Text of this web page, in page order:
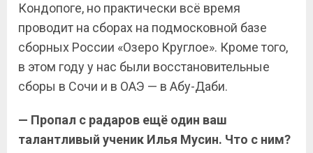
Кондопоге, но практически всё время
проводит на сборах на подмосковной базе
сборных России «Озеро Круглое». Кроме того,
в этом году у нас были восстановительные
сборы в Сочи и в ОАЭ — в Абу-Даби.
— Пропал с радаров ещё один ваш
талантливый ученик Илья Мусин. Что с ним?